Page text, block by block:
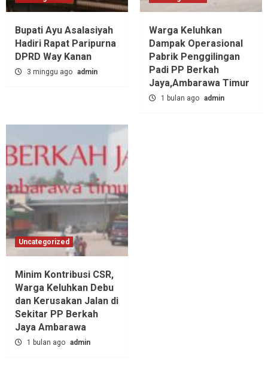
Bupati Ayu Asalasiyah
Hadiri Rapat Paripurna
DPRD Way Kanan
3 minggu ago admin
Warga Keluhkan
Dampak Operasional
Pabrik Penggilingan
Padi PP Berkah
Jaya,‎Ambarawa Timur
1 bulan ago admin
Uncategorized
Minim Kontribusi CSR,
Warga Keluhkan Debu
dan Kerusakan Jalan di
Sekitar PP Berkah
Jaya Ambarawa‎
1 bulan ago admin